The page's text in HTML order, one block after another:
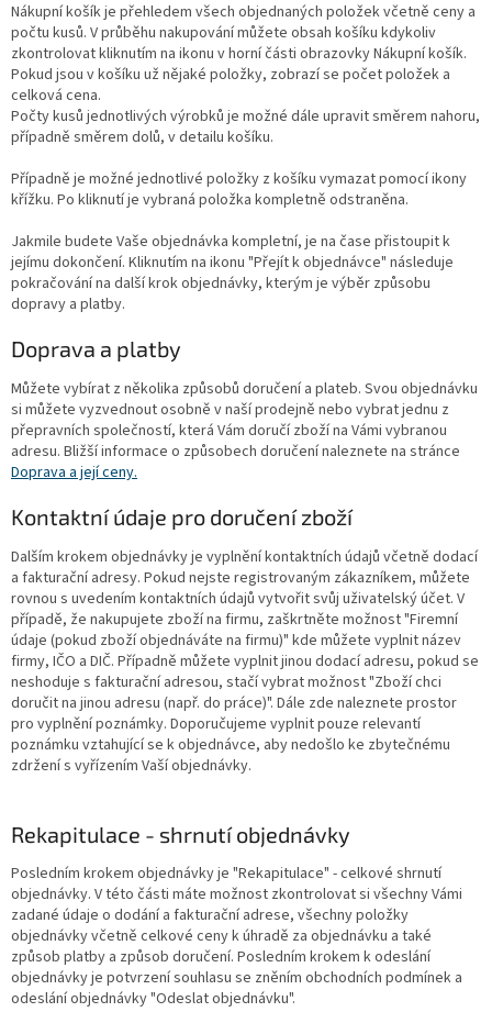
Nákupní košík je přehledem všech objednaných položek včetně ceny a
počtu kusů. V průběhu nakupování můžete obsah košíku kdykoliv
zkontrolovat kliknutím na ikonu v horní části obrazovky Nákupní košík.
Pokud jsou v košíku už nějaké položky, zobrazí se počet položek a
celková cena.
Počty kusů jednotlivých výrobků je možné dále upravit směrem nahoru,
případně směrem dolů, v detailu košíku.
Případně je možné jednotlivé položky z košíku vymazat pomocí ikony
křížku. Po kliknutí je vybraná položka kompletně odstraněna.
Jakmile budete Vaše objednávka kompletní, je na čase přistoupit k
jejímu dokončení. Kliknutím na ikonu "Přejít k objednávce" následuje
pokračování na další krok objednávky, kterým je výběr způsobu
dopravy a platby.
Doprava a platby
Můžete vybírat z několika způsobů doručení a plateb. Svou objednávku
si můžete vyzvednout osobně v naší prodejně nebo vybrat jednu z
přepravních společností, která Vám doručí zboží na Vámi vybranou
adresu. Bližší informace o způsobech doručení naleznete na stránce
Doprava a její ceny.
Kontaktní údaje pro doručení zboží
Dalším krokem objednávky je vyplnění kontaktních údajů včetně dodací
a fakturační adresy. Pokud nejste registrovaným zákazníkem, můžete
rovnou s uvedením kontaktních údajů vytvořit svůj uživatelský účet. V
případě, že nakupujete zboží na firmu, zaškrtněte možnost "Firemní
údaje (pokud zboží objednáváte na firmu)" kde můžete vyplnit název
firmy, IČO a DIČ. Případně můžete vyplnit jinou dodací adresu, pokud se
neshoduje s fakturační adresou, stačí vybrat možnost "Zboží chci
doručit na jinou adresu (např. do práce)". Dále zde naleznete prostor
pro vyplnění poznámky. Doporučujeme vyplnit pouze relevantí
poznámku vztahující se k objednávce, aby nedošlo ke zbytečnému
zdržení s vyřízením Vaší objednávky.
Rekapitulace - shrnutí objednávky
Posledním krokem objednávky je "Rekapitulace" - celkové shrnutí
objednávky. V této části máte možnost zkontrolovat si všechny Vámi
zadané údaje o dodání a fakturační adrese, všechny položky
objednávky včetně celkové ceny k úhradě za objednávku a také
způsob platby a způsob doručení. Posledním krokem k odeslání
objednávky je potvrzení souhlasu se zněním obchodních podmínek a
odeslání objednávky "Odeslat objednávku".